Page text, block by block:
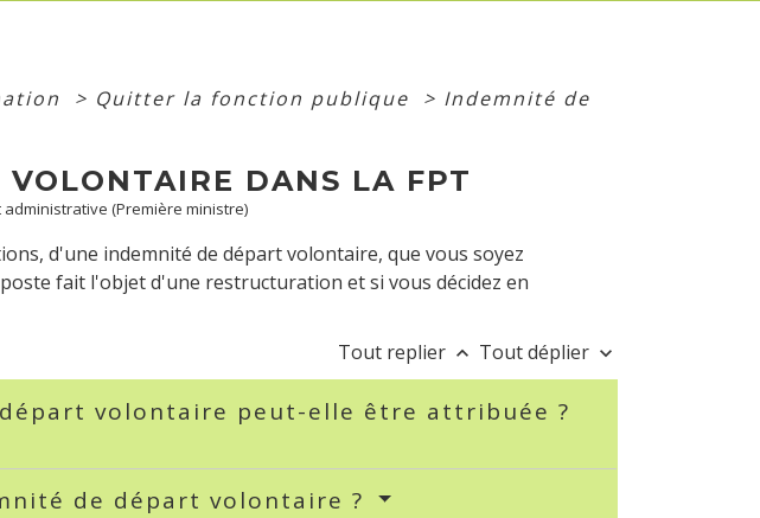
> Quitter la fonction publique > Indemnité de
DANS LA FPT
(Première ministre)
d'une indemnité de départ volontaire, que vous soyez
fait l'objet d'une restructuration et si vous décidez en
Tout replier keyboard_arrow_up Tout déplier keyboard_arrow_down
volontaire peut-elle être attribuée ?
de départ volontaire ?